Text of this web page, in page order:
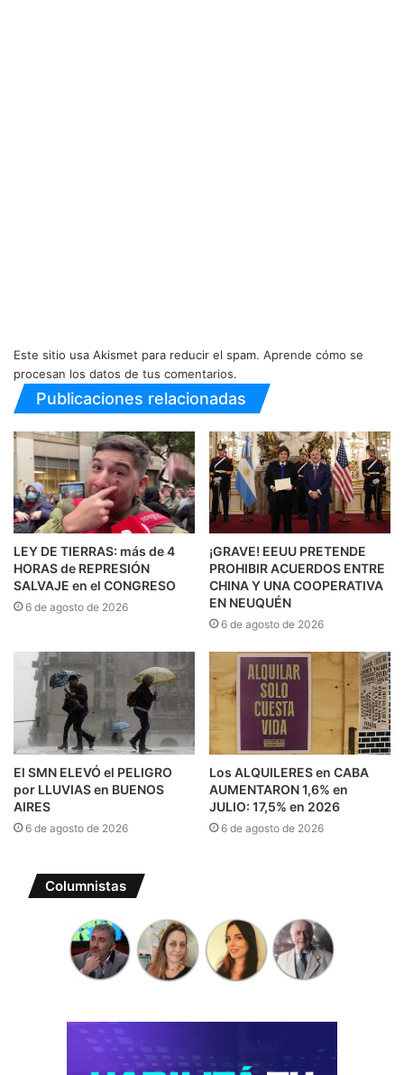
Este sitio usa Akismet para reducir el spam. Aprende cómo se
procesan los datos de tus comentarios.
Publicaciones relacionadas
LEY DE TIERRAS: más de 4
HORAS de REPRESIÓN
SALVAJE en el CONGRESO
6 de agosto de 2026
¡GRAVE! EEUU PRETENDE
PROHIBIR ACUERDOS ENTRE
CHINA Y UNA COOPERATIVA
EN NEUQUÉN
6 de agosto de 2026
El SMN ELEVÓ el PELIGRO
por LLUVIAS en BUENOS
AIRES
6 de agosto de 2026
Los ALQUILERES en CABA
AUMENTARON 1,6% en
JULIO: 17,5% en 2026
6 de agosto de 2026
Columnistas